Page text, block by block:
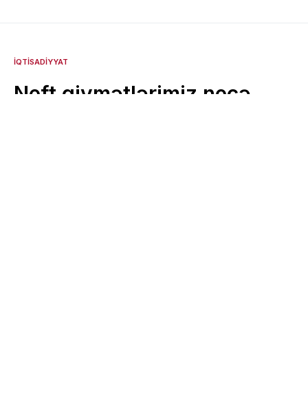
İQTISADIYYAT
Neft qiymətlərimiz necə